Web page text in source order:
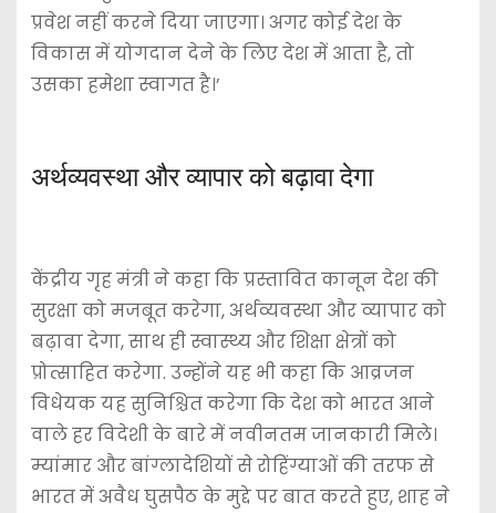
प्रवेश नहीं करने दिया जाएगा। अगर कोई देश के
विकास में योगदान देने के लिए देश में आता है, तो
उसका हमेशा स्वागत है।’
अर्थव्यवस्था और व्यापार को बढ़ावा देगा
केंद्रीय गृह मंत्री ने कहा कि प्रस्तावित कानून देश की
सुरक्षा को मजबूत करेगा, अर्थव्यवस्था और व्यापार को
बढ़ावा देगा, साथ ही स्वास्थ्य और शिक्षा क्षेत्रों को
प्रोत्साहित करेगा. उन्होंने यह भी कहा कि आव्रजन
विधेयक यह सुनिश्चित करेगा कि देश को भारत आने
वाले हर विदेशी के बारे में नवीनतम जानकारी मिले।
म्यांमार और बांग्लादेशियों से रोहिंग्याओं की तरफ से
भारत में अवैध घुसपैठ के मुद्दे पर बात करते हुए, शाह ने